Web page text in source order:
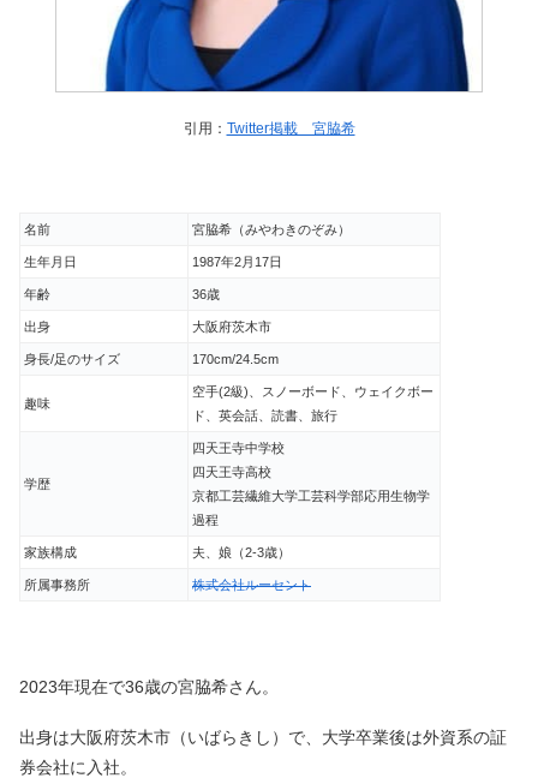
引用： Twitter掲載 宮脇希
名前 宮脇希（みやわきのぞみ）
生年月日 1987年2月17日
年齢 36歳
出身 大阪府茨木市
身長/足のサイズ 170cm/24.5cm
趣味
空手(2級)、スノーボード、ウェイクボー
ド、英会話、読書、旅行
学歴
四天王寺中学校
四天王寺高校
京都工芸繊維大学工芸科学部応用生物学
過程
家族構成 夫、娘（2-3歳）
所属事務所 株式会社ルーセント
2023年現在で36歳の宮脇希さん。
出身は大阪府茨木市（いばらきし）で、大学卒業後は外資系の証
券会社に入社。